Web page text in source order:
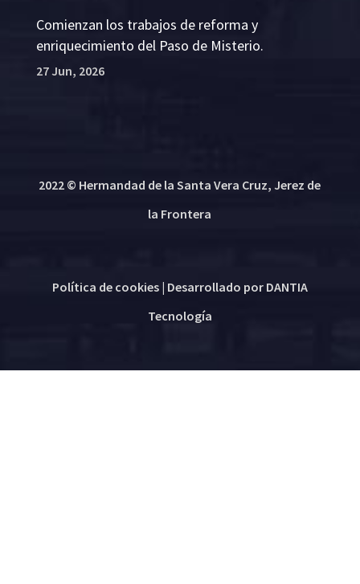
Comienzan los trabajos de reforma y
enriquecimiento del Paso de Misterio.
27 Jun, 2026
2022 © Hermandad de la Santa Vera Cruz, Jerez de
la Frontera
Política de cookies| Desarrollado por DANTIA
Tecnología